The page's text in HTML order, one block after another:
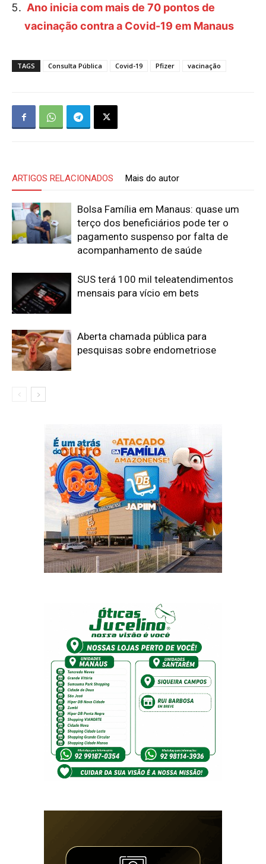
Ano inicia com mais de 70 pontos de
vacinação contra a Covid-19 em Manaus
TAGS Consulta Pública Covid-19 Pfizer vacinação
ARTIGOS RELACIONADOS Mais do autor
Bolsa Família em Manaus: quase um
terço dos beneficiários pode ter o
pagamento suspenso por falta de
acompanhamento de saúde
SUS terá 100 mil teleatendimentos
mensais para vício em bets
Aberta chamada pública para
pesquisas sobre endometriose